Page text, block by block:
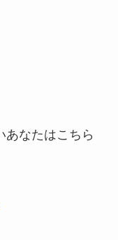
あなたはこちら